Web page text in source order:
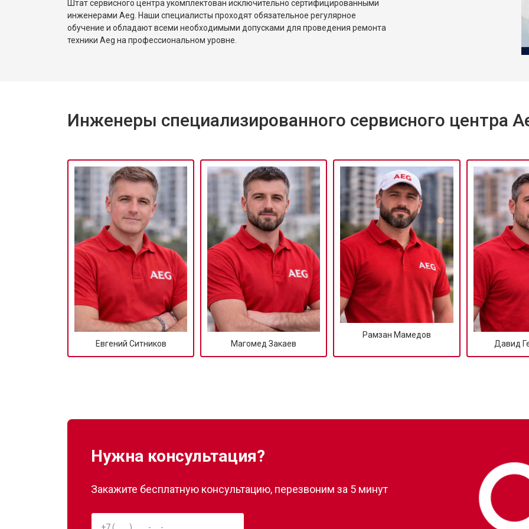
Штат сервисного центра укомплектован исключительно сертифицированными
инженерами Aeg. Наши специалисты проходят обязательное регулярное
обучение и обладают всеми необходимыми допусками для проведения ремонта
техники Aeg на профессиональном уровне.
Инженеры специализированного сервисного центра
Евгений Ситников Магомед Закаев
Рамзан Мамедов
Давид
Нужна консультация?
Закажите бесплатную консультацию, перезвоним за 5 минут